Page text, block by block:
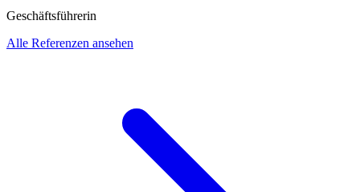
Geschäftsführerin
Alle Referenzen ansehen